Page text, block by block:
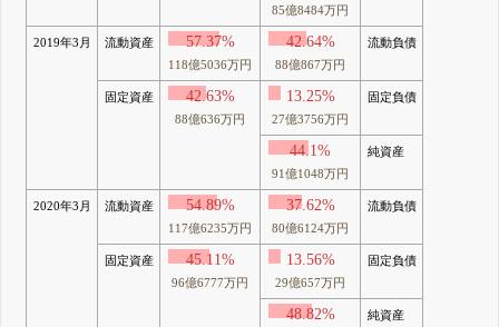
85億8484万円
2019年3月 流動資産 57.37%
118億5036万円
42.64%
88億867万円
流動負債
固定資産 42.63%
88億636万円
13.25%
27億3756万円
固定負債
44.1%
91億1048万円
純資産
2020年3月 流動資産 54.89%
117億6235万円
37.62%
80億6124万円
流動負債
固定資産 45.11%
96億6777万円
13.56%
29億657万円
固定負債
48.82% 純資産